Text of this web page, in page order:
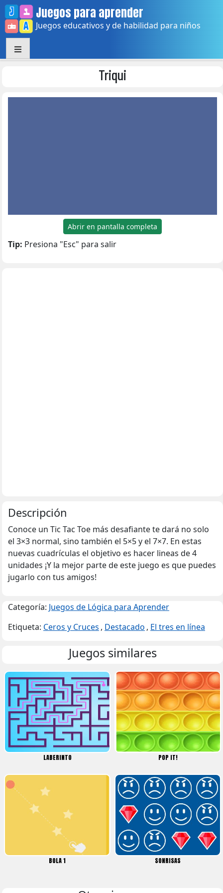
Skip
to
content
Juegos para aprender
Juegos educativos y de habilidad para niños
Triqui
Abrir en pantalla completa
Tip: Presiona "Esc" para salir
Descripción
Conoce un Tic Tac Toe más desafiante te dará no solo
el 3×3 normal, sino también el 5×5 y el 7×7. En estas
nuevas cuadrículas el objetivo es hacer lineas de 4
unidades ¡Y la mejor parte de este juego es que puedes
jugarlo con tus amigos!
Categoría: Juegos de Lógica para Aprender
Etiqueta: Ceros y Cruces , Destacado , El tres en línea
Juegos similares
LABERINTO POP IT!
BOLA 1 SONRISAS